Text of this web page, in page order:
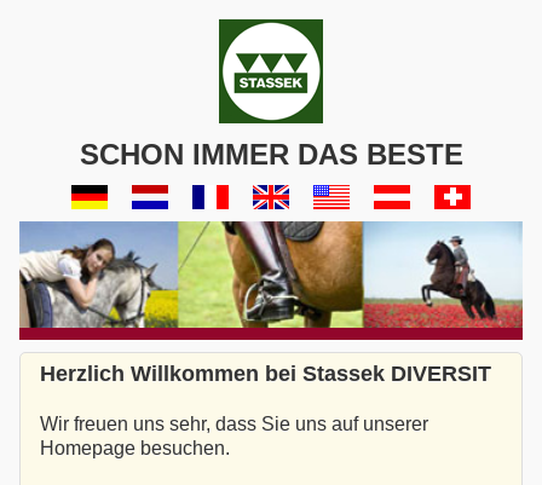
SCHON IMMER DAS BESTE
Herzlich Willkommen bei Stassek DIVERSIT
Wir freuen uns sehr, dass Sie uns auf unserer
Homepage besuchen.